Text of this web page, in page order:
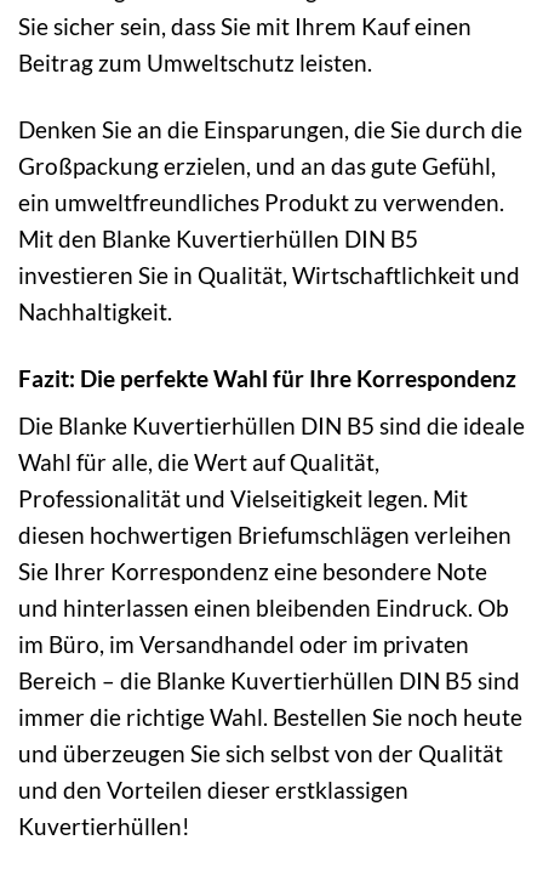
Sie sicher sein, dass Sie mit Ihrem Kauf einen
Beitrag zum Umweltschutz leisten.
Denken Sie an die Einsparungen, die Sie durch die
Großpackung erzielen, und an das gute Gefühl,
ein umweltfreundliches Produkt zu verwenden.
Mit den Blanke Kuvertierhüllen DIN B5
investieren Sie in Qualität, Wirtschaftlichkeit und
Nachhaltigkeit.
Fazit: Die perfekte Wahl für Ihre Korrespondenz
Die Blanke Kuvertierhüllen DIN B5 sind die ideale
Wahl für alle, die Wert auf Qualität,
Professionalität und Vielseitigkeit legen. Mit
diesen hochwertigen Briefumschlägen verleihen
Sie Ihrer Korrespondenz eine besondere Note
und hinterlassen einen bleibenden Eindruck. Ob
im Büro, im Versandhandel oder im privaten
Bereich – die Blanke Kuvertierhüllen DIN B5 sind
immer die richtige Wahl. Bestellen Sie noch heute
und überzeugen Sie sich selbst von der Qualität
und den Vorteilen dieser erstklassigen
Kuvertierhüllen!